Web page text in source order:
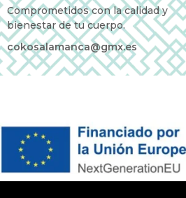
Comprometidos con la calidad y
bienestar de tu cuerpo.
cokosalamanca@gmx.es